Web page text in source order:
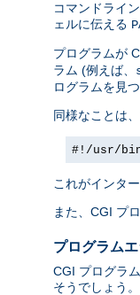
コマンドライ
ェルに伝える
プログラムが
ラム (例えば、
ログラムを見
同様なことは
#!/usr/
これがインタ
また、CGI プ
プログラム
CGI プログラ
そうでしょう